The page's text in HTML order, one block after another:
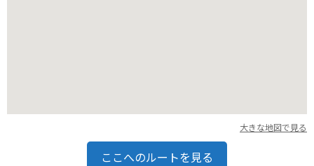
大きな地図で見る
ここへのルートを見る